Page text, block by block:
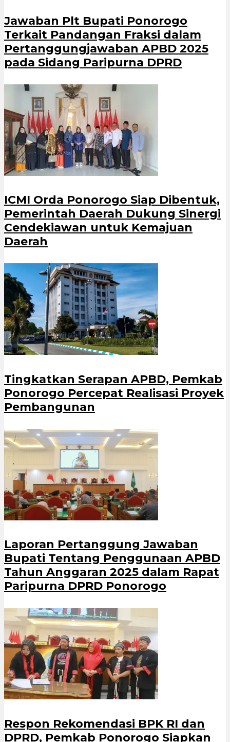
Jawaban Plt Bupati Ponorogo
Terkait Pandangan Fraksi dalam
Pertanggungjawaban APBD 2025
pada Sidang Paripurna DPRD
ICMI Orda Ponorogo Siap Dibentuk,
Pemerintah Daerah Dukung Sinergi
Cendekiawan untuk Kemajuan
Daerah
Tingkatkan Serapan APBD, Pemkab
Ponorogo Percepat Realisasi Proyek
Pembangunan
Laporan Pertanggung Jawaban
Bupati Tentang Penggunaan APBD
Tahun Anggaran 2025 dalam Rapat
Paripurna DPRD Ponorogo
Respon Rekomendasi BPK RI dan
DPRD, Pemkab Ponorogo Siapkan